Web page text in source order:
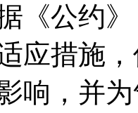
《公约
应措施
响，并